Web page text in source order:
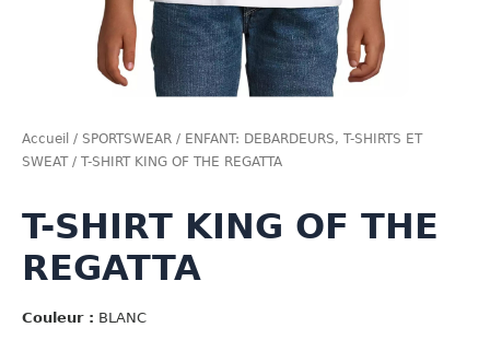
Accueil / SPORTSWEAR / ENFANT: DEBARDEURS, T-SHIRTS ET
SWEAT/ T-SHIRT KING OF THE REGATTA
T-SHIRT KING OF THE
REGATTA
Couleur : BLANC